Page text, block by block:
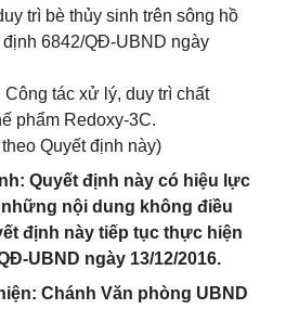
trì bè thủy sinh trên sông hồ
6842/QĐ-UBND ngày
tác xử lý, duy trì chất
phẩm Redoxy-3C.
Quyết định này)
Quyết định này có hiệu lực
nội dung không điều
định này tiếp tục thực hiện
UBND ngày 13/12/2016.
Chánh Văn phòng UBND